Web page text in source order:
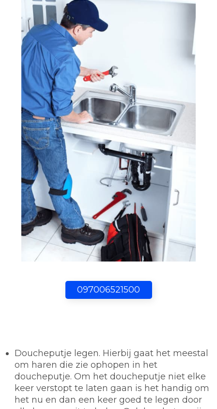
097006521500
Doucheputje legen. Hierbij gaat het meestal
om haren die zie ophopen in het
doucheputje. Om het doucheputje niet elke
keer verstopt te laten gaan is het handig om
het nu en dan een keer goed te legen door